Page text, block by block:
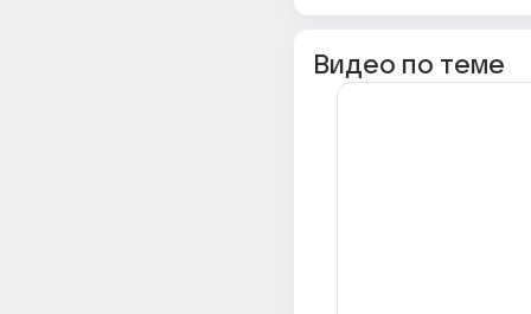
Видео по теме